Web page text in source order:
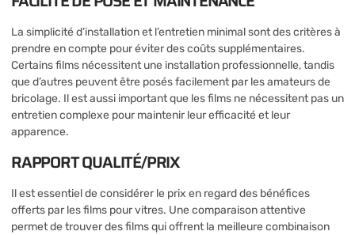
La simplicité d’installation et l’entretien minimal sont des critères à
prendre en compte pour éviter des coûts supplémentaires.
Certains films nécessitent une installation professionnelle, tandis
que d’autres peuvent être posés facilement par les amateurs de
bricolage. Il est aussi important que les films ne nécessitent pas un
entretien complexe pour maintenir leur efficacité et leur
apparence.
RAPPORT QUALITÉ/PRIX
Il est essentiel de considérer le prix en regard des bénéfices
offerts par les films pour vitres. Une comparaison attentive
permet de trouver des films qui offrent la meilleure combinaison